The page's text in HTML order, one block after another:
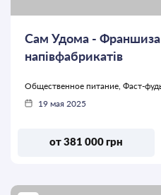
Сам Удома -
напівфабрикатів
Общественное питание, Фаст-
19 мая 2025
от 381 000 грн